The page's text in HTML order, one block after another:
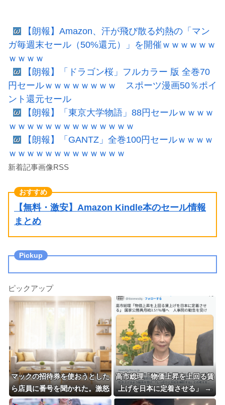
【朗報】Amazon、汗が飛び散る灼熱の「マン
ガ毎週末セール（50%還元）」を開催ｗｗｗｗｗｗ
ｗｗｗｗ
【朗報】「ドラゴン桜」フルカラー 版 全巻70
円セールｗｗｗｗｗｗｗｗ スポーツ漫画50％ポイ
ント還元セール
【朗報】「東京大学物語」88円セールｗｗｗｗ
ｗｗｗｗｗｗｗｗｗｗｗｗｗｗ
【朗報】「GANTZ」全巻100円セールｗｗｗｗ
ｗｗｗｗｗｗｗｗｗｗｗｗｗ
新着記事画像RSS
【無料・激安】Amazon Kindle本のセール情報
まとめ
ピックアップ
マックの招待券を使おうとした
ら店員に番号を聞かれた。激怒
した僕は「どうしてくれんね
高市総理「物価上昇を上回る賃
上げを日本に定着させる」 →
国家公務員月給3.51％増へ 人